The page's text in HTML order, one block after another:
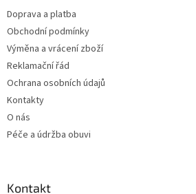
Doprava a platba
Obchodní podmínky
Výměna a vrácení zboží
Reklamační řád
Ochrana osobních údajů
Kontakty
O nás
Péče a údržba obuvi
Kontakt